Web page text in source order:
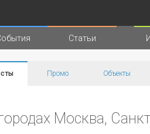
Статьи
Промо Объекты
Москва,